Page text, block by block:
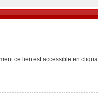
ce lien est accessible en